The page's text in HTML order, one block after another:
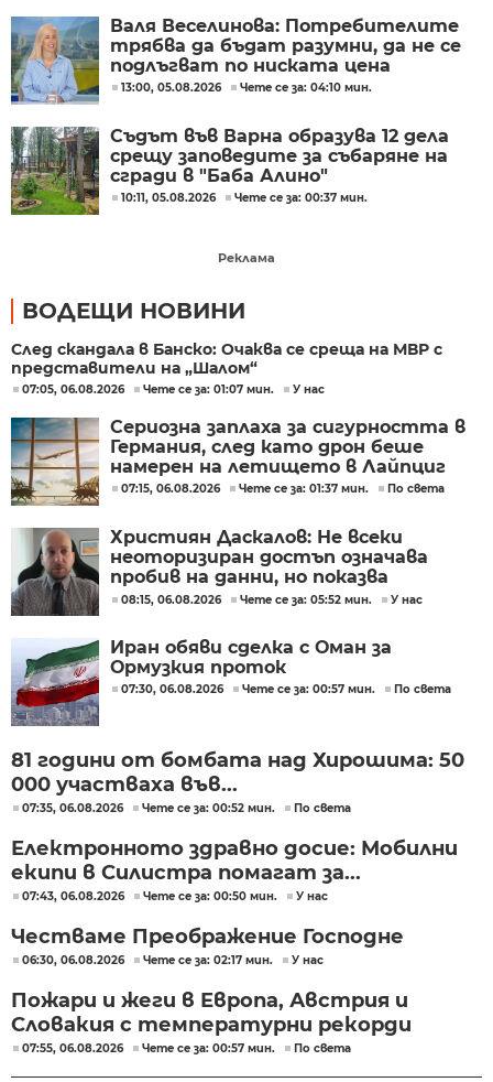
Валя Веселинова: Потребителите
трябва да бъдат разумни, да не се
подлъгват по ниската цена
13:00, 05.08.2026 Чете се за: 04:10 мин.
Съдът във Варна образува 12 дела
срещу заповедите за събаряне на
сгради в "Баба Алино"
10:11, 05.08.2026 Чете се за: 00:37 мин.
Реклама
ВОДЕЩИ НОВИНИ
След скандала в Банско: Очаква се среща на МВР с
представители на „Шалом“
07:05, 06.08.2026 Чете се за: 01:07 мин. У нас
Сериозна заплаха за сигурността в
Германия, след като дрон беше
намерен на летището в Лайпциг
07:15, 06.08.2026 Чете се за: 01:37 мин. По света
Християн Даскалов: Не всеки
неоторизиран достъп означава
пробив на данни, но показва
сериозни пропуски в
08:15, 06.08.2026 Чете се за: 05:52 мин. У нас
Иран обяви сделка с Оман за
Ормузкия проток
07:30, 06.08.2026 Чете се за: 00:57 мин. По света
81 години от бомбата над Хирошима: 50
000 участваха във...
07:35, 06.08.2026 Чете се за: 00:52 мин. По света
Електронното здравно досие: Мобилни
екипи в Силистра помагат за...
07:43, 06.08.2026 Чете се за: 00:50 мин. У нас
Честваме Преображение Господне
06:30, 06.08.2026 Чете се за: 02:17 мин. У нас
Пожари и жеги в Европа, Австрия и
Словакия с температурни рекорди
07:55, 06.08.2026 Чете се за: 00:57 мин. По света